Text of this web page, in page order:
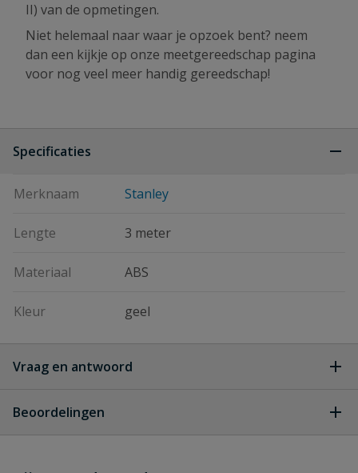
II) van de opmetingen.
Niet helemaal naar waar je opzoek bent? neem
dan een kijkje op onze meetgereedschap pagina
voor nog veel meer handig gereedschap!
Specificaties
Merknaam Stanley
Lengte 3 meter
Materiaal ABS
Kleur geel
Vraag en antwoord
Beoordelingen